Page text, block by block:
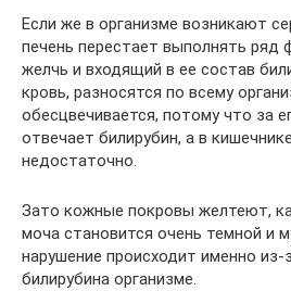
Если же в организме возникают
печень перестает выполнять ряд
желчь и входящий в ее состав
кровь, разносятся по всему
обесцвечивается, потому что за
отвечает билирубин, а в
недостаточно.
Зато кожные покровы желтеют,
моча становится очень темной и
нарушение происходит именно из-
билирубина организме.